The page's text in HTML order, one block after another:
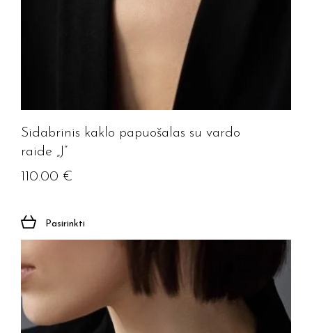
Sidabrinis kaklo papuošalas su vardo
raide „J”
110.00 €
Pasirinkti